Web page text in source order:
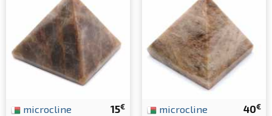
15€
microcline 40€
microcline